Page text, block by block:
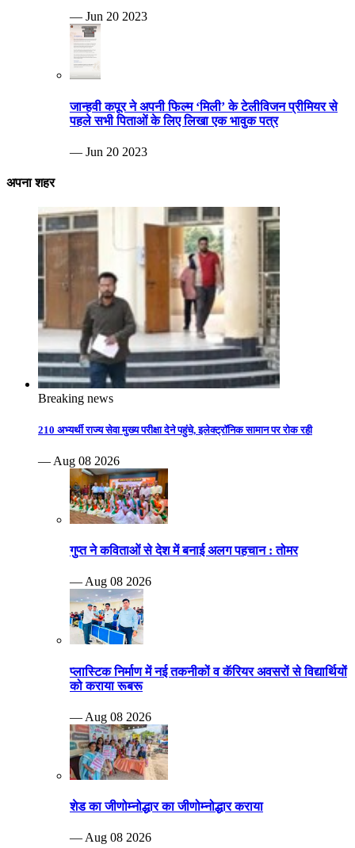
— Jun 20 2023
जान्हवी कपूर ने अपनी फिल्म ‘मिली’ के टेलीविजन प्रीमियर से
पहले सभी पिताओं के लिए लिखा एक भावुक पत्र
— Jun 20 2023
अपना शहर
Breaking news
210 अभ्यर्थी राज्य सेवा मुख्य परीक्षा देने पहुंचे, इलेक्ट्रॉनिक सामान पर रोक रही
— Aug 08 2026
गुप्त ने कविताओं से देश में बनाई अलग पहचान : तोमर
— Aug 08 2026
प्लास्टिक निर्माण में नई तकनीकों व कॅरियर अवसरों से विद्यार्थियों
को कराया रूबरू
— Aug 08 2026
शेड का जीणोम्नोद्धार का जीणोम्नोद्धार कराया
— Aug 08 2026